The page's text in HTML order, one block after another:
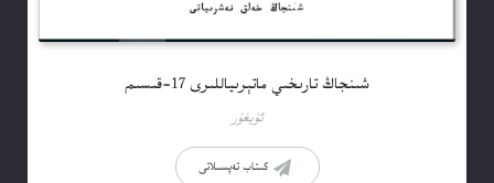
شىنجاڭ تارىخىي ماتېرىياللىرى 17-قىسىم
ئۇيغۇر
كىتاب تەپسىلاتى